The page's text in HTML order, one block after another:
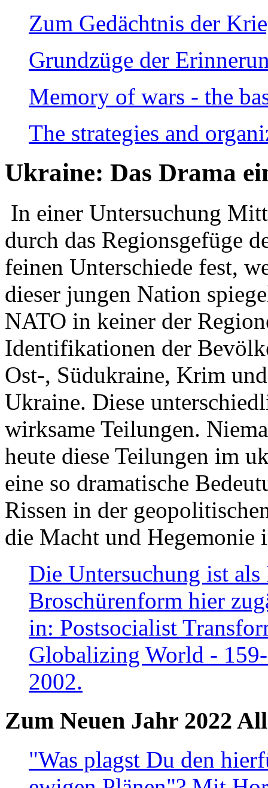
Zum Gedächtnis der
Grundzüge der
Memory of wars - the
The strategies and
Ukraine: Das Drama
In einer Untersuchung
durch das Regionsgefüge
feinen Unterschiede fest,
dieser jungen Nation
NATO in keiner der
Identifikationen der
Ost-, Südukraine, Krim
Ukraine. Diese
wirksame Teilungen.
heute diese Teilungen im
eine so dramatische
Rissen in der
die Macht und Hegemonie
Die Untersuchung ist
Broschürenform hier
in: Postsocialist
Globalizing World -
2002.
Zum Neuen Jahr 2022
"Was plagst Du den